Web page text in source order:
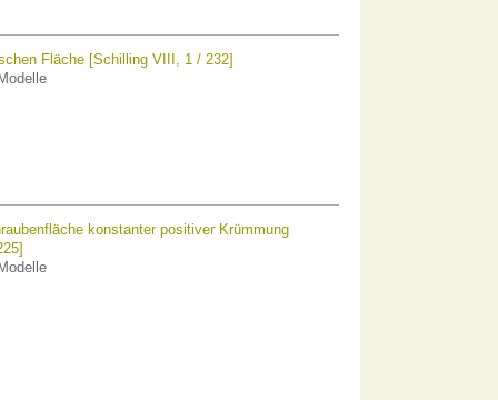
Fläche [Schilling VIII, 1 / 232]
konstanter positiver Krümmung